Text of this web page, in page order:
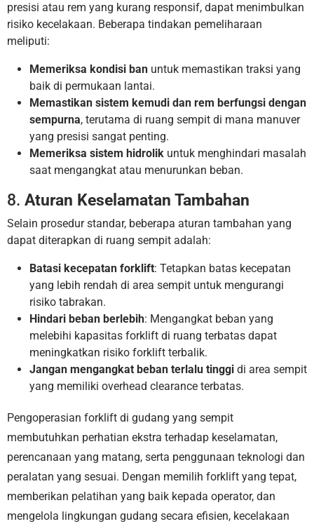
presisi atau rem yang kurang responsif, dapat menimbulkan
risiko kecelakaan. Beberapa tindakan pemeliharaan
meliputi:
Memeriksa kondisi ban untuk memastikan traksi yang
baik di permukaan lantai.
Memastikan sistem kemudi dan rem berfungsi dengan
sempurna, terutama di ruang sempit di mana manuver
yang presisi sangat penting.
Memeriksa sistem hidrolik untuk menghindari masalah
saat mengangkat atau menurunkan beban.
8. Aturan Keselamatan Tambahan
Selain prosedur standar, beberapa aturan tambahan yang
dapat diterapkan di ruang sempit adalah:
Batasi kecepatan forklift: Tetapkan batas kecepatan
yang lebih rendah di area sempit untuk mengurangi
risiko tabrakan.
Hindari beban berlebih: Mengangkat beban yang
melebihi kapasitas forklift di ruang terbatas dapat
meningkatkan risiko forklift terbalik.
Jangan mengangkat beban terlalu tinggi di area sempit
yang memiliki overhead clearance terbatas.
Pengoperasian forklift di gudang yang sempit
membutuhkan perhatian ekstra terhadap keselamatan,
perencanaan yang matang, serta penggunaan teknologi dan
peralatan yang sesuai. Dengan memilih forklift yang tepat,
memberikan pelatihan yang baik kepada operator, dan
mengelola lingkungan gudang secara efisien, kecelakaan